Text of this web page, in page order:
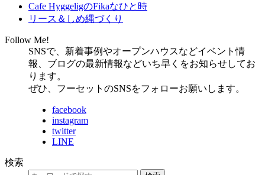
Cafe HyggeligのFikaなひと時
リース＆しめ縄づくり
Follow Me!
SNSで、新着事例やオープンハウスなどイベント情
報、ブログの最新情報などいち早くをお知らせしてお
ります。
ぜひ、フーセットのSNSをフォローお願いします。
facebook
instagram
twitter
LINE
検索